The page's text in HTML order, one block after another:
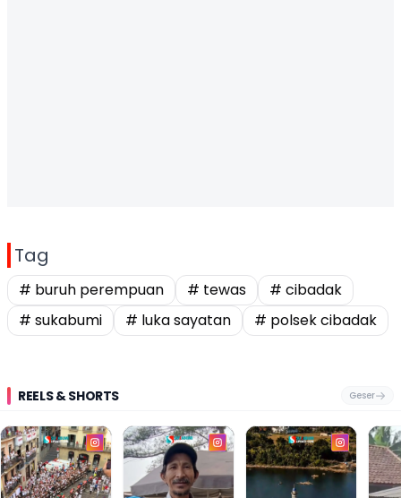
Tag
# buruh perempuan # tewas
# cibadak
# sukabumi
# luka sayatan # polsek cibadak
REELS & SHORTS Geser